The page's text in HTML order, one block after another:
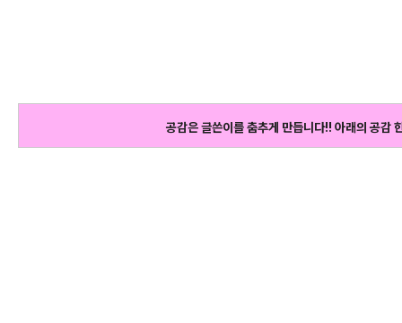
공감은 글쓴이를 춤추게 만듭니다!! 아래의 공감